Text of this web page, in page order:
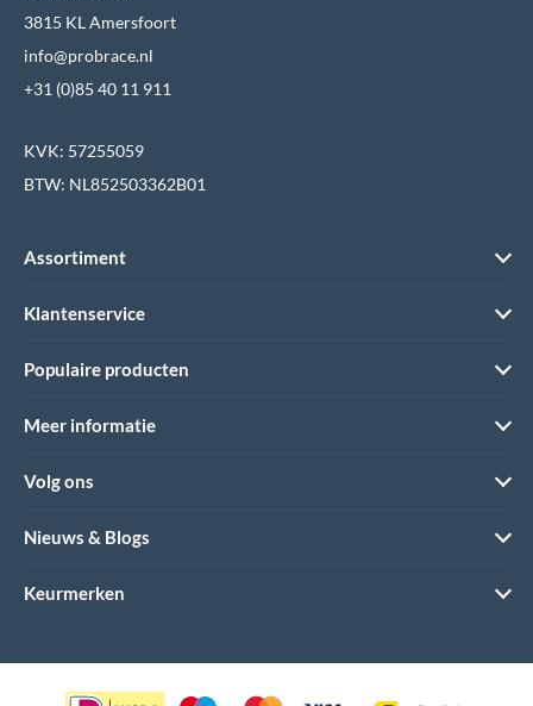
3815 KL Amersfoort
info@probrace.nl
+31 (0)85 40 11 911
KVK: 57255059
BTW: NL852503362B01
Assortiment
Klantenservice
Populaire producten
Meer informatie
Volg ons
Nieuws & Blogs
Keurmerken